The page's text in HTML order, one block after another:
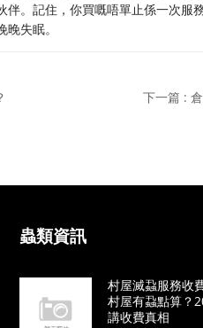
。記住，你買嘅唔單止係一次服
失眠。
下一篇 :
蟲類資訊
村屋滅蝨服務收
村屋有蝨點算？
講收費真相